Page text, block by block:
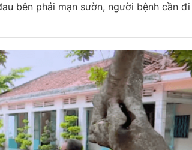
bên phải mạn sườn, người bệnh cần đi